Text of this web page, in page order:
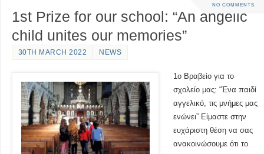
NO COMMENTS
1st Prize for our school: “An angelic
child unites our memories”
30TH MARCH 2022 NEWS
1o Βραβείο για το
σχολείο μας: “Ένα παιδί
αγγελικό, τις μνήμες μας
ενώνει” Είμαστε στην
ευχάριστη θέση να σας
ανακοινώσουμε ότι το